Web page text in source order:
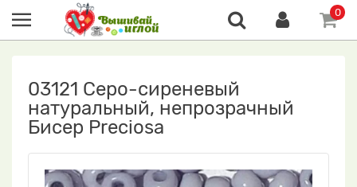
0
03121 Серо-сиреневый
натуральный, непрозрачный
Бисер Preciosa